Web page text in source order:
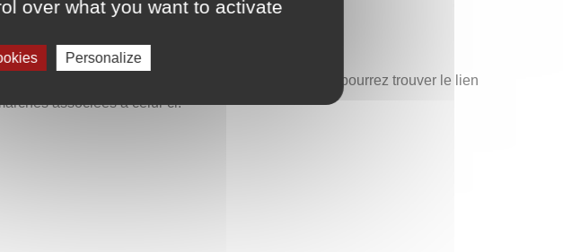
over what you want to activate
Personalize
personnelles. C’est également ici que vous pourrez trouver le lien
associées à celui-ci.